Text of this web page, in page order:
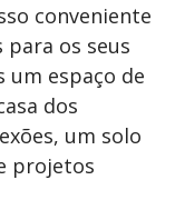
conveniente
os seus
um espaço de
dos
um solo
projetos